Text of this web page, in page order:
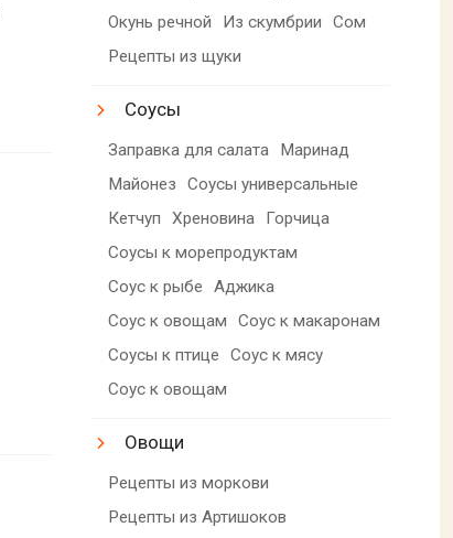
Окунь речной
Из скумбрии
Сом
Рецепты из щуки
Соусы
Заправка для салата
Маринад
Майонез
Соусы универсальные
Кетчуп
Хреновина
Горчица
Соусы к морепродуктам
Соус к рыбе
Аджика
Соус к овощам
Соус к макаронам
Соусы к птице
Соус к мясу
Соус к овощам
Овощи
Рецепты из моркови
Рецепты из Артишоков